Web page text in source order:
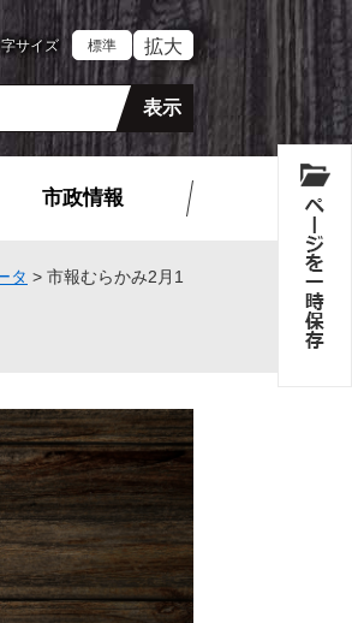
サイズ 標準 拡大
市政情報
タ > 市報むらかみ2月1